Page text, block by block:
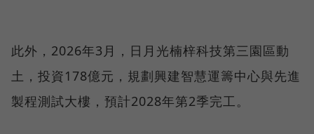
此外，2026年3月，日月光楠梓科技第三園區動
土，投資178億元，規劃興建智慧運籌中心與先進
製程測試大樓，預計2028年第2季完工。